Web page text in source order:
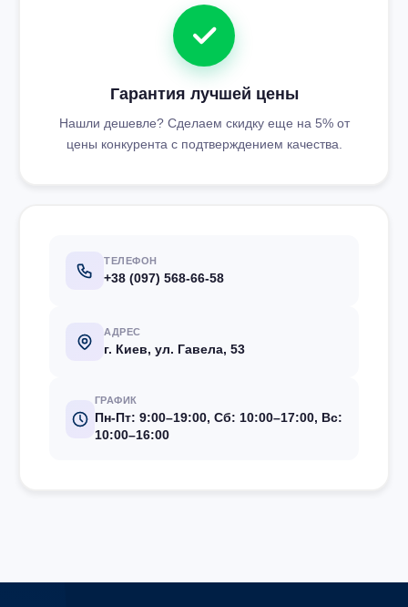
Гарантия лучшей цены
Нашли дешевле? Сделаем скидку еще на 5% от
цены конкурента с подтверждением качества.
ТЕЛЕФОН
+38 (097) 568-66-58
АДРЕС
г. Киев, ул. Гавела, 53
ГРАФИК
Пн-Пт: 9:00–19:00, Сб: 10:00–17:00, Вс:
10:00–16:00